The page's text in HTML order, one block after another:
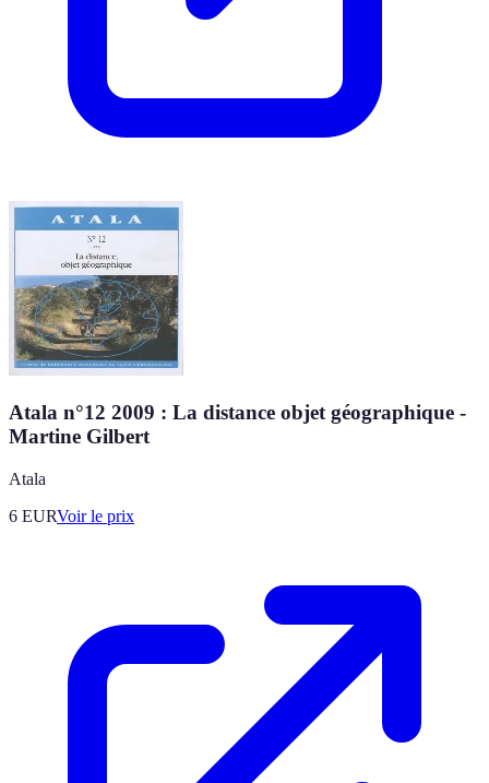
Atala n°12 2009 : La distance objet géographique -
Martine Gilbert
Atala
6 EURVoir le prix